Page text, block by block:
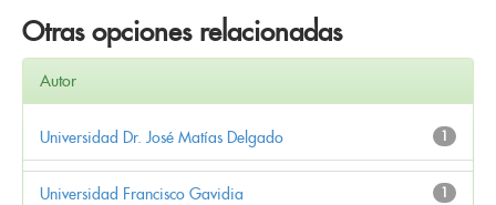
Otras opciones relacionadas
Autor
1
Universidad Dr. José Matías Delgado
1
Universidad Francisco Gavidia